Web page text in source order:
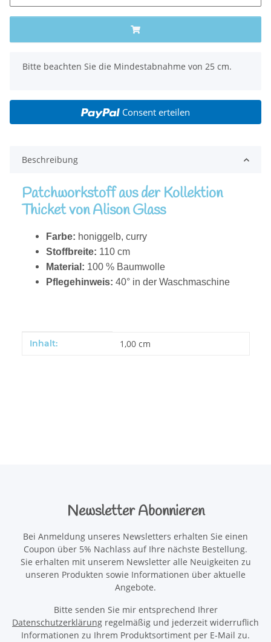
x
Bitte beachten Sie die Mindestabnahme von 25 cm.
Consent erteilen
Beschreibung
Patchworkstoff aus der Kollektion
Thicket von Alison Glass
Farbe: honiggelb, curry
Stoffbreite: 110 cm
Material: 100 % Baumwolle
Pflegehinweis: 40° in der Waschmaschine
Produkteigenschaft
Wert
Inhalt: 1,00 cm
Newsletter Abonnieren
Bei Anmeldung unseres Newsletters erhalten Sie einen
Coupon über 5% Nachlass auf Ihre nächste Bestellung.
Sie erhalten mit unserem Newsletter alle Neuigkeiten zu
unseren Produkten sowie Informationen über aktuelle
Angebote.
Bitte senden Sie mir entsprechend Ihrer
Datenschutzerklärung regelmäßig und jederzeit widerruflich
Informationen zu Ihrem Produktsortiment per E-Mail zu.